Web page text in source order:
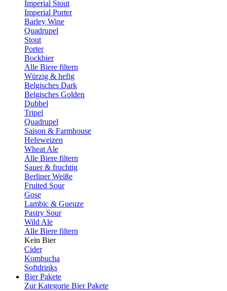
Imperial Stout
Imperial Porter
Barley Wine
Quadrupel
Stout
Porter
Bockbier
Alle Biere filtern
Würzig & hefig
Belgisches Dark
Belgisches Golden
Dubbel
Tripel
Quadrupel
Saison & Farmhouse
Hefeweizen
Wheat Ale
Alle Biere filtern
Sauer & fruchtig
Berliner Weiße
Fruited Sour
Gose
Lambic & Gueuze
Pastry Sour
Wild Ale
Alle Biere filtern
Kein Bier
Cider
Kombucha
Softdrinks
Bier Pakete
Zur Kategorie Bier Pakete